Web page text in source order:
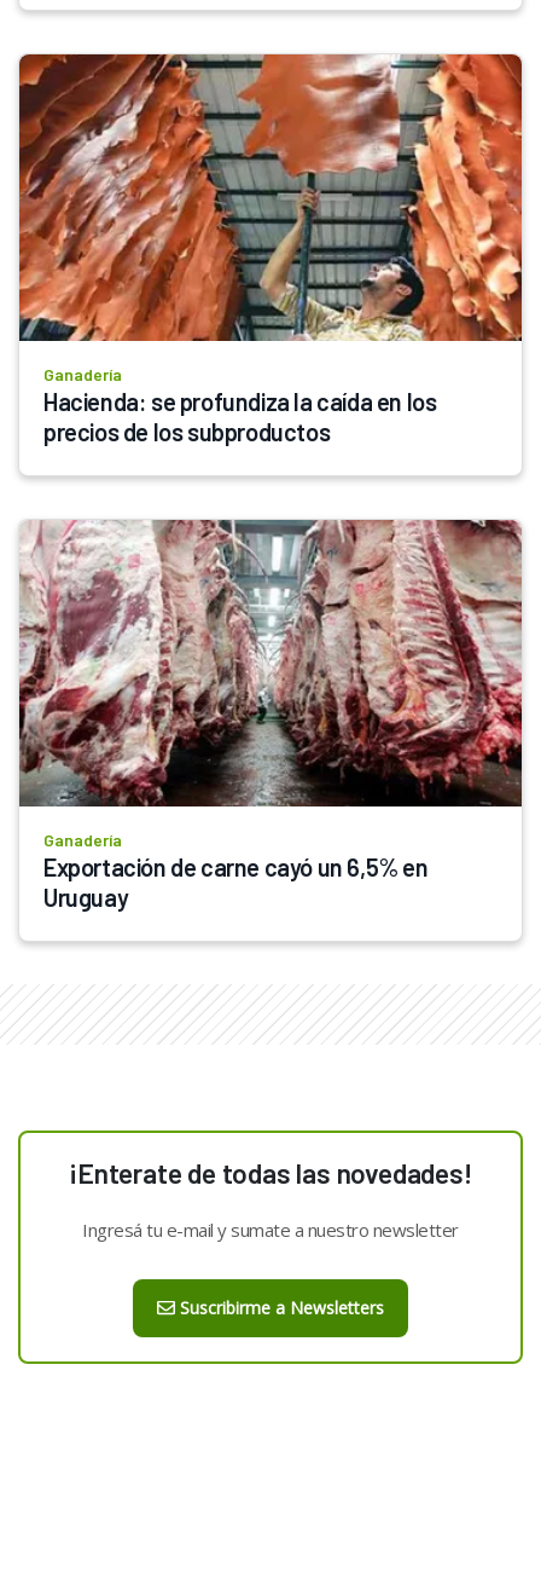
Ganadería
Hacienda: se profundiza la caída en los
precios de los subproductos
Ganadería
Exportación de carne cayó un 6,5% en
Uruguay
¡Enterate de todas las novedades!
Ingresá tu e-mail y sumate a nuestro newsletter
Suscribirme a Newsletters